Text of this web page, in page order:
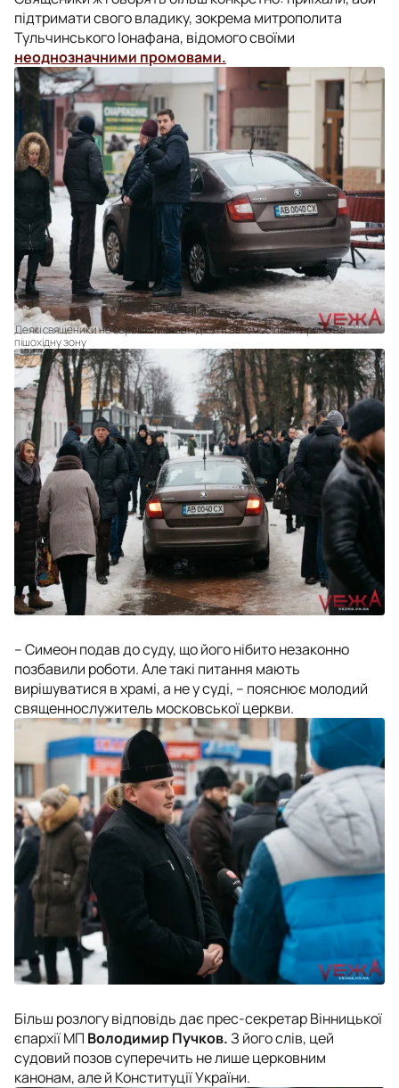
підтримати свого владику, зокрема митрополита
Тульчинського Іонафана, відомого своїми
неоднозначними промовами.
Деякі священики не соромилися заїжджати автомобілями прямо на
пішохідну зону
– Симеон подав до суду, що його нібито незаконно
позбавили роботи. Але такі питання мають
вирішуватися в храмі, а не у суді, – пояснює молодий
священнослужитель московської церкви.
Більш розлогу відповідь дає прес-секретар Вінницької
єпархії МП Володимир Пучков.З його слів, цей
судовий позов суперечить не лише церковним
канонам, але й Конституції України.